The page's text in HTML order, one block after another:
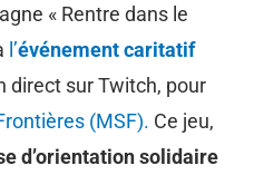
« Rentre dans le
l’événement caritatif
direct sur Twitch, pour
(MSF). Ce jeu,
d’orientation solidaire